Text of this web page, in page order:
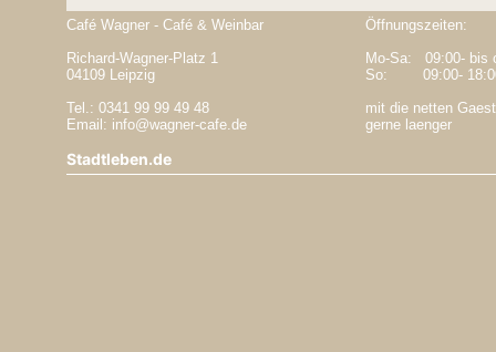
Café Wagner - Café & Weinbar
Richard-Wagner-Platz 1
04109 Leipzig
Tel.: 0341 99 99 49 48
Email: info@wagner-cafe.de
Stadtleben.de
Öffnungszeiten:
Mo-Sa: 09:00- bis
So: 09:00-
mit die netten
gerne laenger